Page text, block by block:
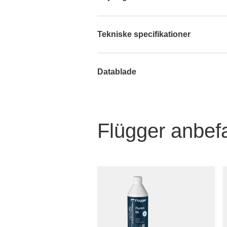
Tekniske specifikationer
Datablade
Flügger